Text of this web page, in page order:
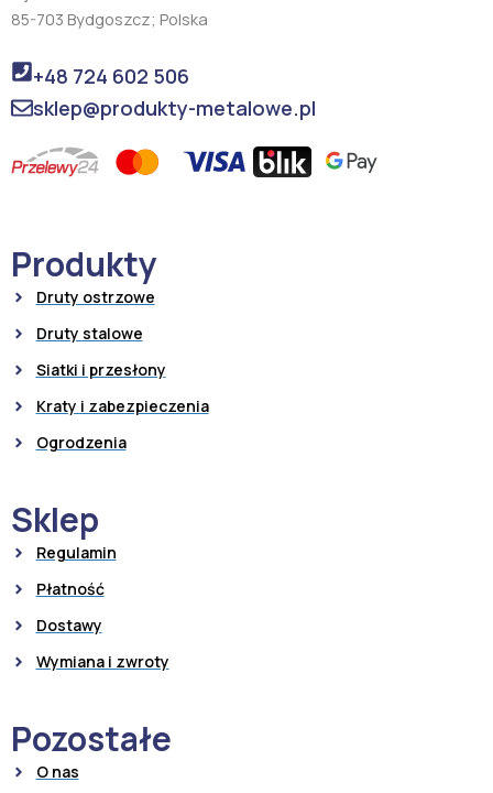
85-703 Bydgoszcz; Polska
+48 724 602 506
sklep@produkty-metalowe.pl
Produkty
Druty ostrzowe
Druty stalowe
Siatki i przesłony
Kraty i zabezpieczenia
Ogrodzenia
Sklep
Regulamin
Płatność
Dostawy
Wymiana i zwroty
Pozostałe
O nas